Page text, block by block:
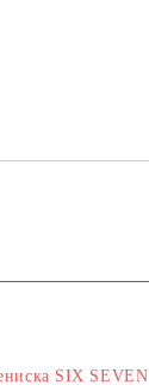
SIX SEVEN